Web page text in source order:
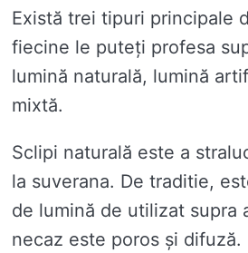
Există trei tipuri principale
fiecine le puteți profesa
lumină naturală, lumină
mixtă.
Sclipi naturală este a
la suverana. De traditie,
de lumină de utilizat supra
necaz este poros și difuză.